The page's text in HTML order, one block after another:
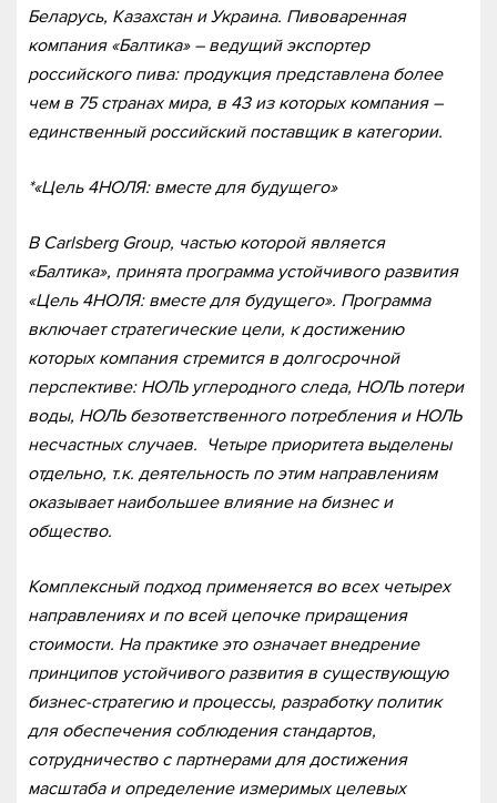
Беларусь, Казахстан и Украина. Пивоваренная
компания «Балтика» – ведущий экспортер
российского пива: продукция представлена более
чем в 75 странах мира, в 43 из которых компания –
единственный российский поставщик в категории.
*«Цель 4НОЛЯ: вместе для будущего»
В Carlsberg Group, частью которой является
«Балтика», принята программа устойчивого развития
«Цель 4НОЛЯ: вместе для будущего». Программа
включает стратегические цели, к достижению
которых компания стремится в долгосрочной
перспективе: НОЛЬ углеродного следа, НОЛЬ потери
воды, НОЛЬ безответственного потребления и НОЛЬ
несчастных случаев. Четыре приоритета выделены
отдельно, т.к. деятельность по этим направлениям
оказывает наибольшее влияние на бизнес и
общество.
Комплексный подход применяется во всех четырех
направлениях и по всей цепочке приращения
стоимости. На практике это означает внедрение
принципов устойчивого развития в существующую
бизнес-стратегию и процессы, разработку политик
для обеспечения соблюдения стандартов,
сотрудничество с партнерами для достижения
масштаба и определение измеримых целевых